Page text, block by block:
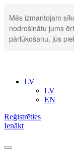
Mēs izmantojam
nodrošinātu jums
pārlūkošanu, jūs
LV
LV
EN
Reģistrēties
Ienākt